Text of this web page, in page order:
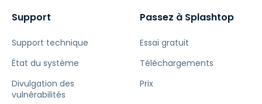
Support
Support technique
État du système
Divulgation des
vulnérabilités
Passez à Splashtop
Essai gratuit
Téléchargements
Prix